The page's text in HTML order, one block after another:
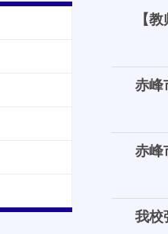
【
赤峰
赤峰
我校